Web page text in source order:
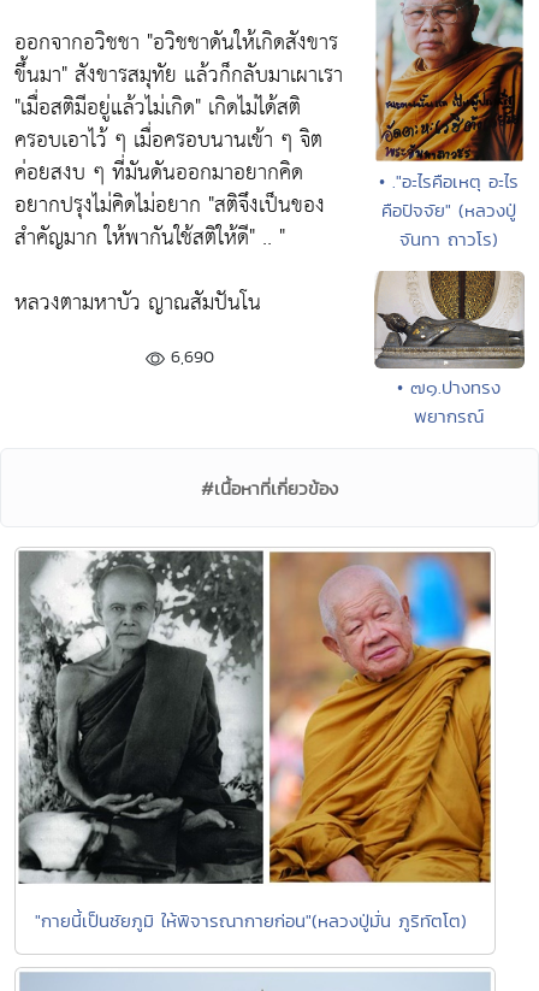
ออกจากอวิชชา "อวิชชาดันให้เกิดสังขาร
ขึ้นมา"สังขารสมุทัย แล้วก็กลับมาเผาเรา
"เมื่อสติมีอยู่แล้วไม่เกิด" เกิดไม่ได้สติ
ครอบเอาไว้ ๆ เมื่อครอบนานเข้า ๆ จิต
ค่อยสงบ ๆ ที่มันดันออกมาอยากคิด
อยากปรุงไม่คิดไม่อยาก "สติจึงเป็นของ
สำคัญมาก ให้พากันใช้สติให้ดี" .. "
หลวงตามหาบัว ญาณสัมปันโน
6,690
• ."อะไรคือเหตุ อะไร
คือปัจจัย" (หลวงปู่
จันทา ถาวโร)
• ๗๑.ปางทรง
พยากรณ์
#เนื้อหาที่เกี่ยวข้อง
"กายนี้เป็นชัยภูมิ ให้พิจารณากายก่อน"(หลวงปู่มั่น ภูริทัตโต)